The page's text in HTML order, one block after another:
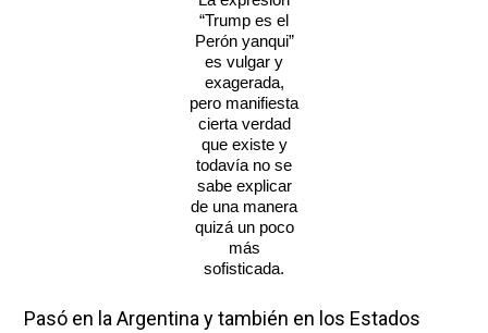
“Trump es el
Perón yanqui”
es vulgar y
exagerada,
pero manifiesta
cierta verdad
que existe y
todavía no se
sabe explicar
de una manera
quizá un poco
más
sofisticada.
Pasó en la Argentina y también en los Estados